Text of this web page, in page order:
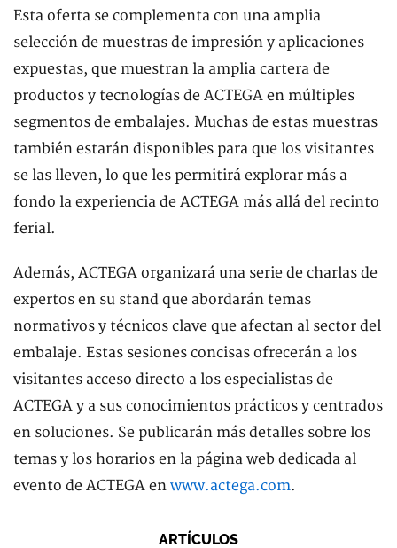
Esta oferta se complementa con una amplia
selección de muestras de impresión y aplicaciones
expuestas, que muestran la amplia cartera de
productos y tecnologías de ACTEGA en múltiples
segmentos de embalajes. Muchas de estas muestras
también estarán disponibles para que los visitantes
se las lleven, lo que les permitirá explorar más a
fondo la experiencia de ACTEGA más allá del recinto
ferial.
Además, ACTEGA organizará una serie de charlas de
expertos en su stand que abordarán temas
normativos y técnicos clave que afectan al sector del
embalaje. Estas sesiones concisas ofrecerán a los
visitantes acceso directo a los especialistas de
ACTEGA y a sus conocimientos prácticos y centrados
en soluciones. Se publicarán más detalles sobre los
temas y los horarios en la página web dedicada al
evento de ACTEGA en www.actega.com.
ARTÍCULOS